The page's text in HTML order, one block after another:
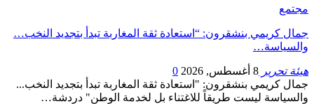
مجتمع
جمال كريمي بنشقرون: “استعادة ثقة المغاربة تبدأ بتجديد النخب…
والسياسة…
هيئة تحرير 8 أغسطس, 2026
0
جمال كريمي بنشقرون: "استعادة ثقة المغاربة تبدأ بتجديد النخب...
والسياسة ليست طريقاً للاغتناء بل لخدمة الوطن" دردشة…